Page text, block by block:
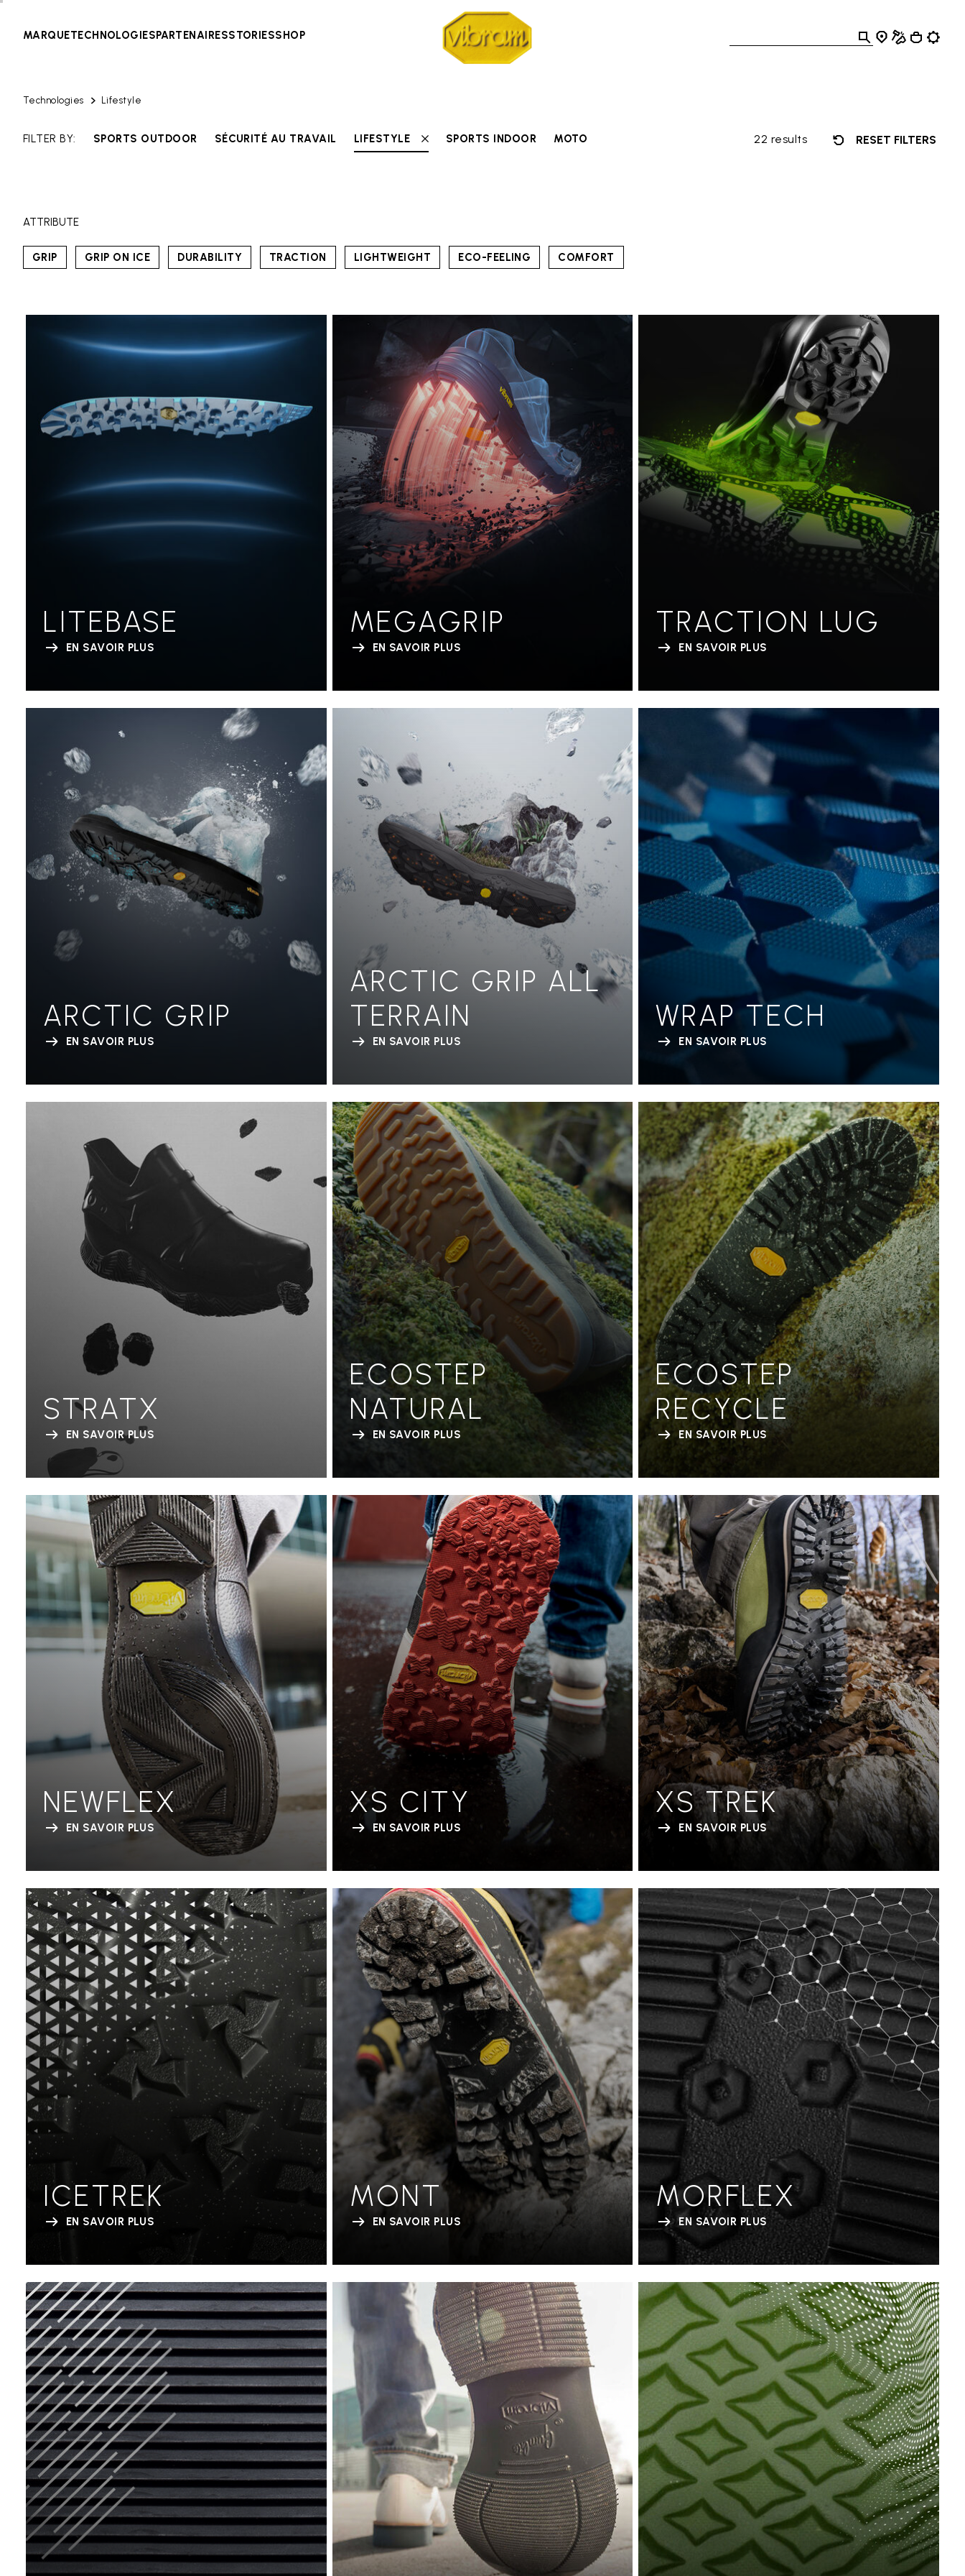
MARQUETECHNOLOGIESPARTENAIRESSTORIESSHOP
Technologies Lifestyle
FILTER BY: SPORTS OUTDOOR SÉCURITÉ AU TRAVAIL LIFESTYLE SPORTS INDOOR MOTO 22 results RESET FILTERS
ATTRIBUTE
GRIP GRIP ON ICE DURABILITY TRACTION LIGHTWEIGHT ECO-FEELING COMFORT
LITEBASE
EN SAVOIR PLUS
MEGAGRIP
EN SAVOIR PLUS
TRACTION LUG
EN SAVOIR PLUS
ARCTIC GRIP
EN SAVOIR PLUS
ARCTIC GRIP ALL
TERRAIN
EN SAVOIR PLUS
WRAP TECH
EN SAVOIR PLUS
STRATX
EN SAVOIR PLUS
ECOSTEP
NATURAL
EN SAVOIR PLUS
ECOSTEP
RECYCLE
EN SAVOIR PLUS
NEWFLEX
EN SAVOIR PLUS
XS CITY
EN SAVOIR PLUS
XS TREK
EN SAVOIR PLUS
ICETREK
EN SAVOIR PLUS
MONT
EN SAVOIR PLUS
MORFLEX
EN SAVOIR PLUS